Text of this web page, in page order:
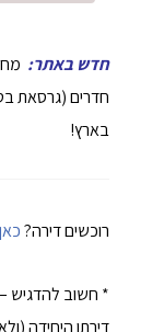
חדש באתר:
חדרים (גרסאת
בארץ!
רוכשים דירה?
* חשוב להדגיש